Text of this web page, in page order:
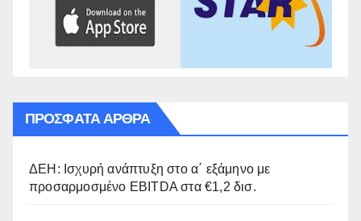
ΠΡΌΣΦΑΤΑ ΆΡΘΡΑ
ΔΕΗ: Ισχυρή ανάπτυξη στο α΄ εξάμηνο με
προσαρμοσμένο EBITDA στα €1,2 δισ.